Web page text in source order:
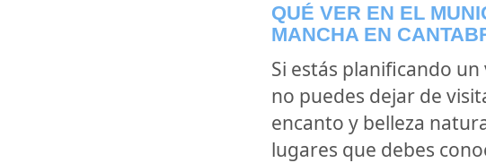
QUÉ VER EN EL
MANCHA EN
Si estás planificando un
no puedes dejar de
encanto y belleza
lugares que debes